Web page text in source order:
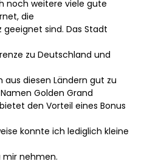
noch weitere viele gute
die
geeignet sind. Das Stadt
zu Deutschland und
diesen Ländern gut zu
Golden Grand
den Vorteil eines Bonus
konnte ich lediglich kleine
mir nehmen.